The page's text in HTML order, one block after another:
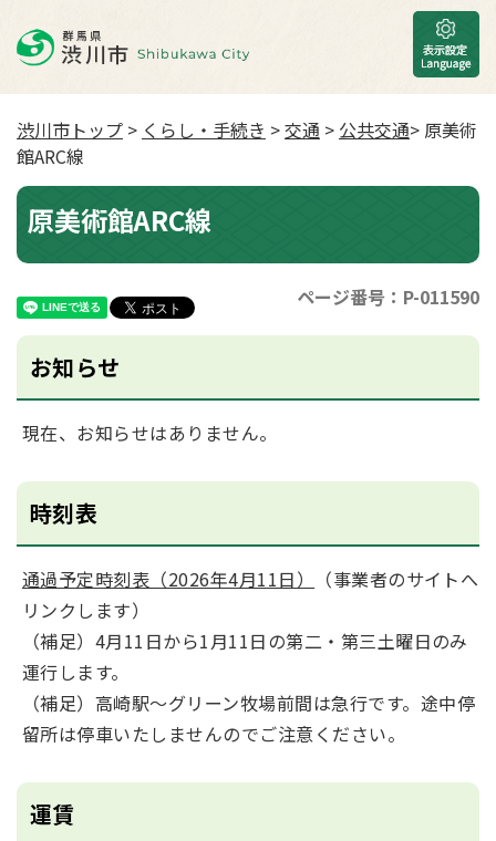
渋川市トップ > くらし・手続き >交通 > 公共交通> 原美術
館ARC線
原美術館ARC線
ページ番号：P-011590
お知らせ
現在、お知らせはありません。
時刻表
通過予定時刻表（2026年4月11日）
（事業者のサイトへ
リンクします）
（補足） 4月11日から1月11日の第二・第三土曜日のみ
運行します。
（補足）高崎駅～グリーン牧場前間は急行です。途中停
留所は停車いたしませんのでご注意ください。
運賃